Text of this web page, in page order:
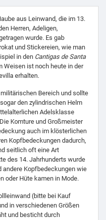
aus Leinwand, die im 13.
Herren, Adeligen,
wurde. Es gab
und Stickereien, wie man
in den Cantigas de Santa
Weisen ist noch heute in der
erhalten.
Bereich und sollte
den zylindrischen Helm
Adelsklasse
Komture und Großmeister
auch im klösterlichen
Kopfbedeckungen dadurch,
seitlich oft eine Art
des 14. Jahrhunderts wurde
Kopfbedeckungen wie
oder Hüte kamen in Mode.
(bitte bei Kauf
in verschiedenen Größen
und besticht durch